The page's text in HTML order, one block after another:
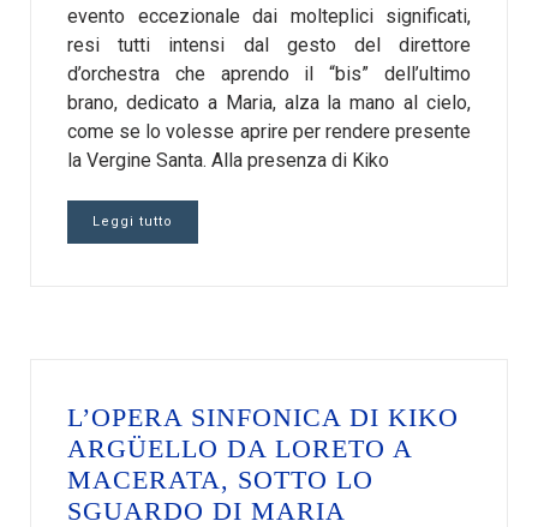
evento eccezionale dai molteplici significati,
resi tutti intensi dal gesto del direttore
d’orchestra che aprendo il “bis” dell’ultimo
brano, dedicato a Maria, alza la mano al cielo,
come se lo volesse aprire per rendere presente
la Vergine Santa. Alla presenza di Kiko
Leggi tutto
L’OPERA SINFONICA DI KIKO
ARGÜELLO DA LORETO A
MACERATA, SOTTO LO
SGUARDO DI MARIA